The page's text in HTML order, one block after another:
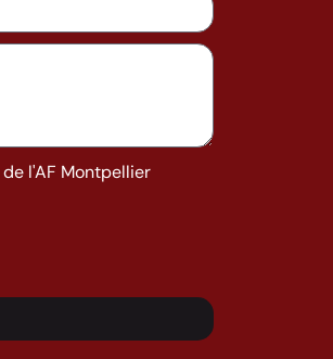
l'AF Montpellier